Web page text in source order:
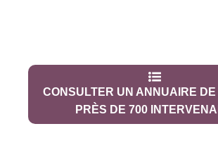
CONSULTER UN ANNUAIRE
PRÈS DE 700